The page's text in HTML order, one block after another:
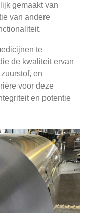
gemaakt van
van andere
te
de kwaliteit ervan
en
voor deze
en potentie